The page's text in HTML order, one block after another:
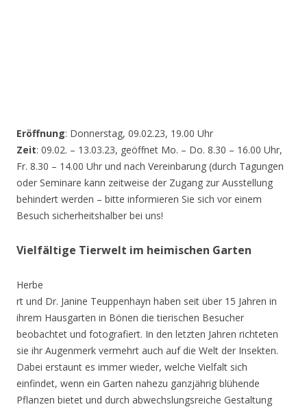
Eröffnung: Donnerstag, 09.02.23, 19.00 Uhr
Zeit: 09.02. – 13.03.23, geöffnet Mo. – Do. 8.30 – 16.00 Uhr,
Fr. 8.30 – 14.00 Uhr und nach Vereinbarung (durch Tagungen
oder Seminare kann zeitweise der Zugang zur Ausstellung
behindert werden – bitte informieren Sie sich vor einem
Besuch sicherheitshalber bei uns!
Vielfältige Tierwelt im heimischen Garten
Herbe
rt und Dr. Janine Teuppenhayn haben seit über 15 Jahren in
ihrem Hausgarten in Bönen die tierischen Besucher
beobachtet und fotografiert. In den letzten Jahren richteten
sie ihr Augenmerk vermehrt auch auf die Welt der Insekten.
Dabei erstaunt es immer wieder, welche Vielfalt sich
einfindet, wenn ein Garten nahezu ganzjährig blühende
Pflanzen bietet und durch abwechslungsreiche Gestaltung